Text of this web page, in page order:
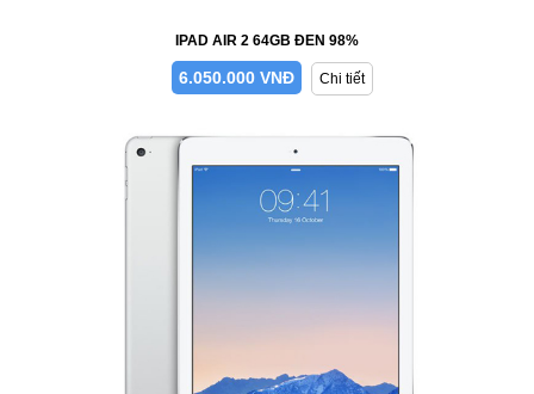
IPAD AIR 2 64GB ĐEN 98%
6.050.000 VNĐ Chi tiết